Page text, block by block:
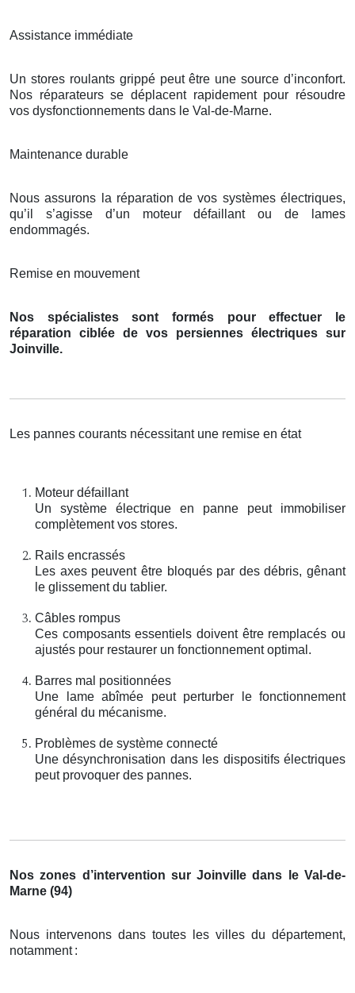
Assistance immédiate
Un stores roulants grippé peut être une source d’inconfort.
Nos réparateurs se déplacent rapidement pour résoudre
vos dysfonctionnements dans le Val-de-Marne.
Maintenance durable
Nous assurons la réparation de vos systèmes électriques,
qu’il s’agisse d’un moteur défaillant ou de lames
endommagés.
Remise en mouvement
Nos spécialistes sont formés pour effectuer le
réparation ciblée de vos persiennes électriques sur
Joinville.
Les pannes courants nécessitant une remise en état
Moteur défaillant
Un système électrique en panne peut immobiliser
complètement vos stores.
Rails encrassés
Les axes peuvent être bloqués par des débris, gênant
le glissement du tablier.
Câbles rompus
Ces composants essentiels doivent être remplacés ou
ajustés pour restaurer un fonctionnement optimal.
Barres mal positionnées
Une lame abîmée peut perturber le fonctionnement
général du mécanisme.
Problèmes de système connecté
Une désynchronisation dans les dispositifs électriques
peut provoquer des pannes.
Nos zones d’intervention sur Joinville dans le Val-de-
Marne (94)
Nous intervenons dans toutes les villes du département,
notamment :